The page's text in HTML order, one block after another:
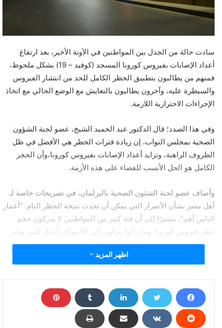
سادت حالة من الجدل بين المواطنين في الآونة الأخير، بعد ارتفاع
أعداد الإصابات بفيروس كورونا المسجد (كوفيد – 19) بشكل ملحوظ،
فمنهم من يطالبون بتطبيق الحظر الكامل للحد من انتشار الفيروس
والسيطرة عليه، وآخرون يطالبون بالتعايش مع الوضع الحالي مع اتخاذ
الإجراءات الاحترازية اللازمة.
وفي هذا الصدد؛ قال الدكتور عبد الحميد الشيخ، عضو لجنة الشؤون
الصحية بمجلس النواب، إن زيادة فترات الحظر هي الأفضل في ظل
الظروف الراهنة، وتزايد أعداد الإصابات بفيروس كورونا،وأن الحجر
الكامل هو الحل الأنسب للقضاء على هذه الأزمة.
وأضاف عضو لجنة الشئون الصحية بالبرلمان، في تصريحات خاصة لـ
أهل مصر بشأن الأضرار التي يمكن أن تحدث نتيجة الحظر التام: “أعمار
الناس أهم”، مشيرًا إلى أن فئة كبير من المواطنين لا يدركون حجم
خطر فيروس كورونا، وما زالوا ينزلون إلى الأسواق بأعداد كبير، وغير
ملتزمين بالحظر والإجراءات الاحترازية التي حددتها وزارة الصحة
السكان للوقاية من فيروس كورونا.
ومن جانبه، قال اللواء محمد المصري عضو لجنة الدفاع والأمن
القومي، في تصريحات خاصة لـ أهل مصر: إن التعايش من الأزمة مع
تشديد الإجراءات الإحترازية للوقاية من فيروس كورونا، الحل الأمثل
للخروج من الأزمة دون إنهيار الإقتصاد، مشيرًا إلى أن بعض الدول مثل
اظهر المزيد